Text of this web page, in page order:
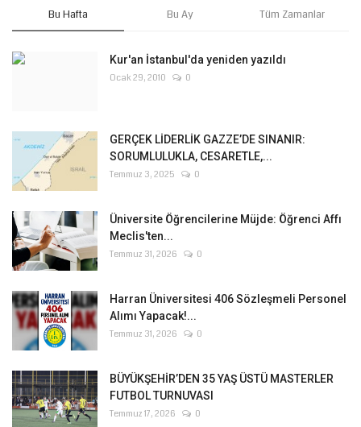
Bu Hafta Bu Ay Tüm Zamanlar
Kur'an İstanbul'da yeniden yazıldı
Ocak 29, 2010 0
GERÇEK LİDERLİK GAZZE’DE SINANIR:
SORUMLULUKLA, CESARETLE,...
Temmuz 3, 2025 0
Üniversite Öğrencilerine Müjde: Öğrenci Affı
Meclis'ten...
Temmuz 31, 2026 0
Harran Üniversitesi 406 Sözleşmeli Personel
Alımı Yapacak!...
Temmuz 31, 2026 0
BÜYÜKŞEHİR’DEN 35 YAŞ ÜSTÜ MASTERLER
FUTBOL TURNUVASI
Temmuz 17, 2026 0